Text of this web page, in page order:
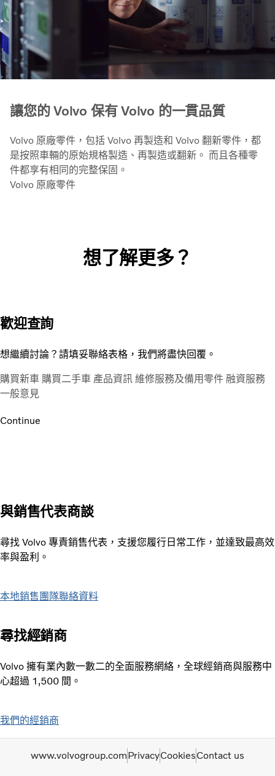
讓您的 Volvo 保有 Volvo 的一貫品質
Volvo 原廠零件，包括 Volvo 再製造和 Volvo 翻新零件，都
是按照車輛的原始規格製造、再製造或翻新。 而且各種零
件都享有相同的完整保固。
Volvo 原廠零件
想了解更多？
歡迎查詢
想繼續討論？請填妥聯絡表格，我們將盡快回覆。
購買新車 購買二手車 產品資訊 維修服務及備用零件 融資服務
一般意見
Continue
與銷售代表商談
尋找 Volvo 專責銷售代表，支援您履行日常工作，並達致最高效
率與盈利。
本地銷售團隊聯絡資料
尋找經銷商
Volvo 擁有業內數一數二的全面服務網絡，全球經銷商與服務中
心超過 1,500 間。
我們的經銷商
www.volvogroup.comPrivacyCookiesContact us